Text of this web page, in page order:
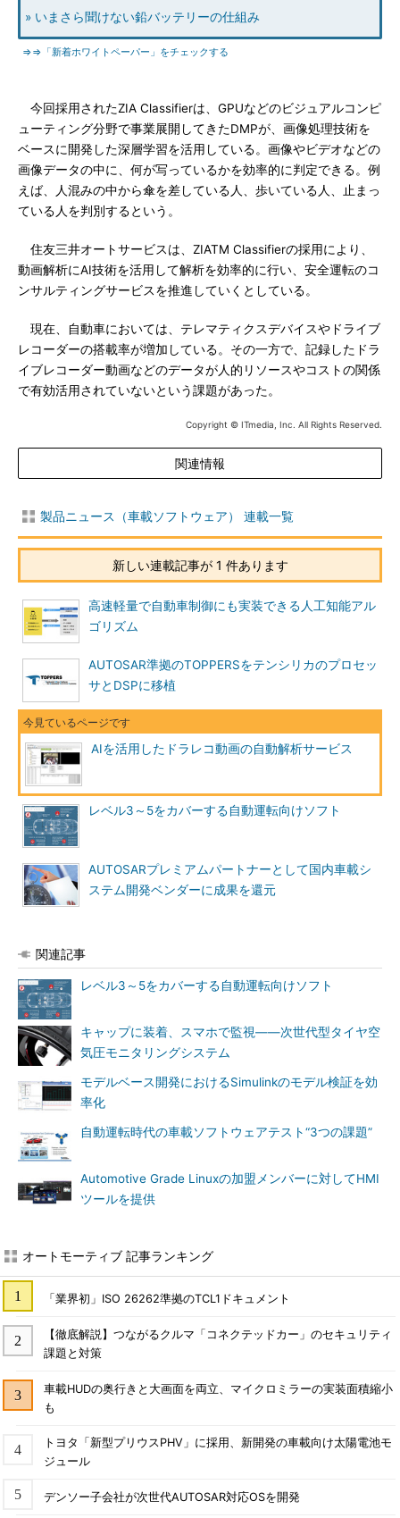
» いまさら聞けない鉛バッテリーの仕組み
⇒⇒「新着ホワイトペーパー」をチェックする
今回採用されたZIA Classifierは、GPUなどのビジュアルコンピ
ューティング分野で事業展開してきたDMPが、画像処理技術を
ベースに開発した深層学習を活用している。画像やビデオなどの
画像データの中に、何が写っているかを効率的に判定できる。例
えば、人混みの中から傘を差している人、歩いている人、止まっ
ている人を判別するという。
住友三井オートサービスは、ZIATM Classifierの採用により、
動画解析にAI技術を活用して解析を効率的に行い、安全運転のコ
ンサルティングサービスを推進していくとしている。
現在、自動車においては、テレマティクスデバイスやドライブ
レコーダーの搭載率が増加している。その一方で、記録したドラ
イブレコーダー動画などのデータが人的リソースやコストの関係
で有効活用されていないという課題があった。
Copyright © ITmedia, Inc. All Rights Reserved.
関連情報
製品ニュース（車載ソフトウェア） 連載一覧
新しい連載記事が 1 件あります
高速軽量で自動車制御にも実装できる人工知能アル
ゴリズム
AUTOSAR準拠のTOPPERSをテンシリカのプロセッ
サとDSPに移植
AIを活用したドラレコ動画の自動解析サービス
レベル3～5をカバーする自動運転向けソフト
AUTOSARプレミアムパートナーとして国内車載シ
ステム開発ベンダーに成果を還元
関連記事
レベル3～5をカバーする自動運転向けソフト
キャップに装着、スマホで監視――次世代型タイヤ空
気圧モニタリングシステム
モデルベース開発におけるSimulinkのモデル検証を効
率化
自動運転時代の車載ソフトウェアテスト“3つの課題”
Automotive Grade Linuxの加盟メンバーに対してHMI
ツールを提供
オートモーティブ 記事ランキング
「業界初」ISO 26262準拠のTCL1ドキュメント
【徹底解説】つながるクルマ「コネクテッドカー」のセキュリティ
課題と対策
車載HUDの奥行きと大画面を両立、マイクロミラーの実装面積縮小
も
トヨタ「新型プリウスPHV」に採用、新開発の車載向け太陽電池モ
ジュール
デンソー子会社が次世代AUTOSAR対応OSを開発